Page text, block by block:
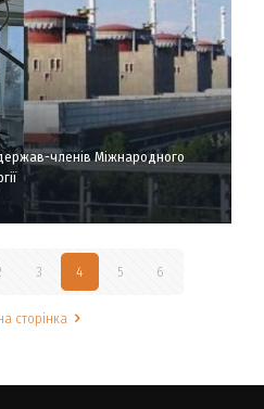
членів Міжнародного
3 4 5 6
сторінка